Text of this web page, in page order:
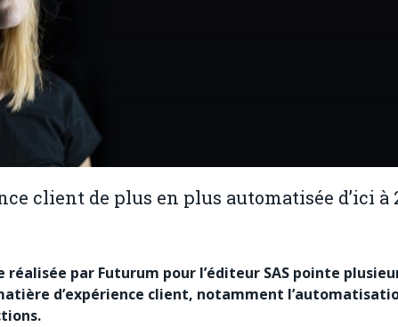
client de plus en plus automatisée d’ici à
réalisée par Futurum pour l’éditeur SAS pointe
d’expérience client, notamment